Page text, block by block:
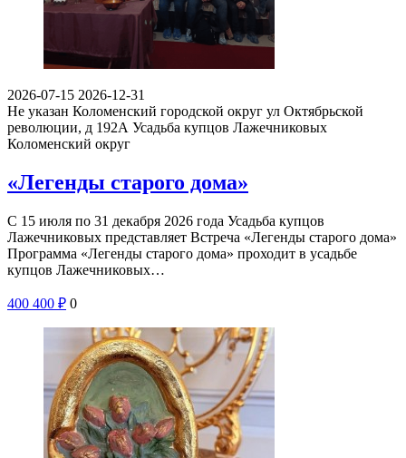
2026-07-15 2026-12-31
Не указан Коломенский городской округ ул Октябрьской
революции, д 192А Усадьба купцов Лажечниковых
Коломенский округ
«Легенды старого дома»
С 15 июля по 31 декабря 2026 года Усадьба купцов
Лажечниковых представляет Встреча «Легенды старого дома»
Программа «Легенды старого дома» проходит в усадьбе
купцов Лажечниковых…
400 400 ₽ 0